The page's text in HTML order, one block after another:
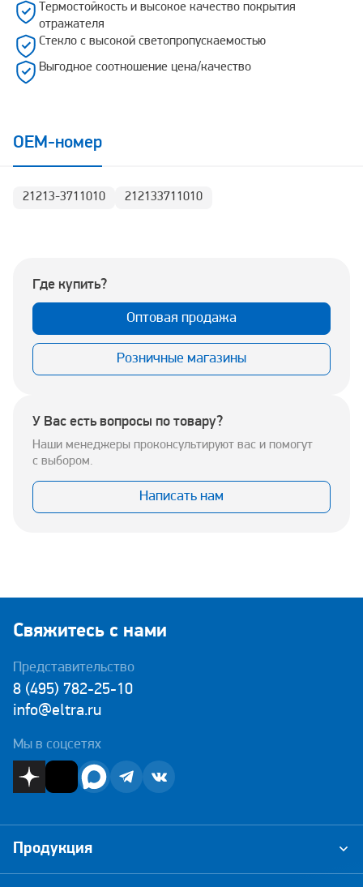
Термостойкость и высокое качество покрытия
отражателя
Стекло с высокой светопропускаемостью
Выгодное соотношение цена/качество
OEM-номер
21213-3711010 212133711010
Где купить?
Оптовая продажа
Розничные магазины
У Вас есть вопросы по товару?
Наши менеджеры проконсультируют вас и помогут
с выбором.
Написать нам
Свяжитесь с нами
Представительство
8 (495) 782-25-10
info@eltra.ru
Мы в соцсетях
Продукция